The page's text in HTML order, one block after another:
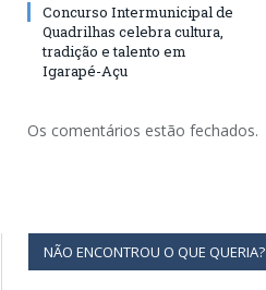
Concurso Intermunicipal de
Quadrilhas celebra cultura,
tradição e talento em
Igarapé-Açu
Os comentários estão fechados.
NÃO ENCONTROU O QUE QUERIA?